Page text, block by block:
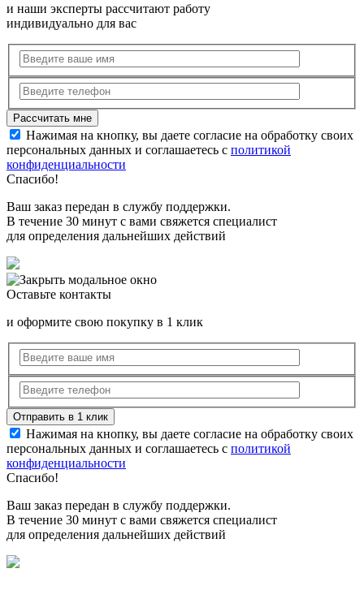
и наши эксперты рассчитают работу
индивидуально для вас
Нажимая на кнопку, вы даете согласие на обработку своих
персональных данных и соглашаетесь с политикой
конфиденциальности
Спасибо!
Ваш заказ передан в службу поддержки.
В течение 30 минут с вами свяжется специалист
для определения дальнейших действий
Оставьте контакты
и оформите свою покупку в 1 клик
Нажимая на кнопку, вы даете согласие на обработку своих
персональных данных и соглашаетесь с политикой
конфиденциальности
Спасибо!
Ваш заказ передан в службу поддержки.
В течение 30 минут с вами свяжется специалист
для определения дальнейших действий